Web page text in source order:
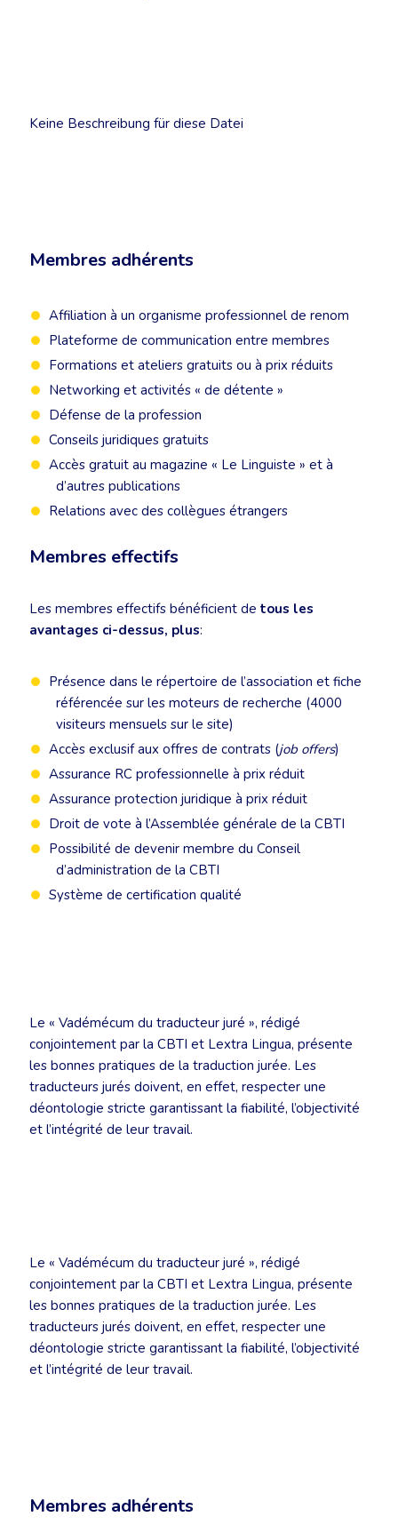
Keine Beschreibung für diese Datei
Membres adhérents
Affiliation à un organisme professionnel de renom
Plateforme de communication entre membres
Formations et ateliers gratuits ou à prix réduits
Networking et activités « de détente »
Défense de la profession
Conseils juridiques gratuits
Accès gratuit au magazine « Le Linguiste » et à
d’autres publications
Relations avec des collègues étrangers
Membres effectifs
Les membres effectifs bénéficient de tous les
avantages ci-dessus, plus:
Présence dans le répertoire de l’association et fiche
référencée sur les moteurs de recherche (4000
visiteurs mensuels sur le site)
Accès exclusif aux offres de contrats (job offers)
Assurance RC professionnelle à prix réduit
Assurance protection juridique à prix réduit
Droit de vote à l’Assemblée générale de la CBTI
Possibilité de devenir membre du Conseil
d’administration de la CBTI
Système de certification qualité
Le « Vadémécum du traducteur juré », rédigé
conjointement par la CBTI et Lextra Lingua, présente
les bonnes pratiques de la traduction jurée. Les
traducteurs jurés doivent, en effet, respecter une
déontologie stricte garantissant la fiabilité, l’objectivité
et l’intégrité de leur travail.
Le « Vadémécum du traducteur juré », rédigé
conjointement par la CBTI et Lextra Lingua, présente
les bonnes pratiques de la traduction jurée. Les
traducteurs jurés doivent, en effet, respecter une
déontologie stricte garantissant la fiabilité, l’objectivité
et l’intégrité de leur travail.
Membres adhérents